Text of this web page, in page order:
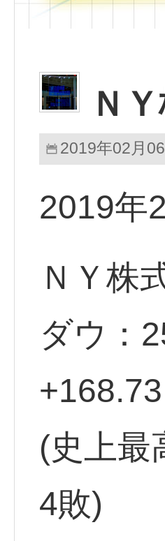
Ｎ
2019年02月
2019年
ＮＹ株
ダウ：
(史上
4敗)